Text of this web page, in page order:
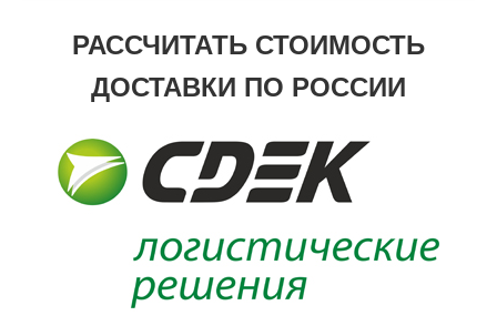
РАССЧИТАТЬ СТОИМОСТЬ
ДОСТАВКИ ПО РОССИИ